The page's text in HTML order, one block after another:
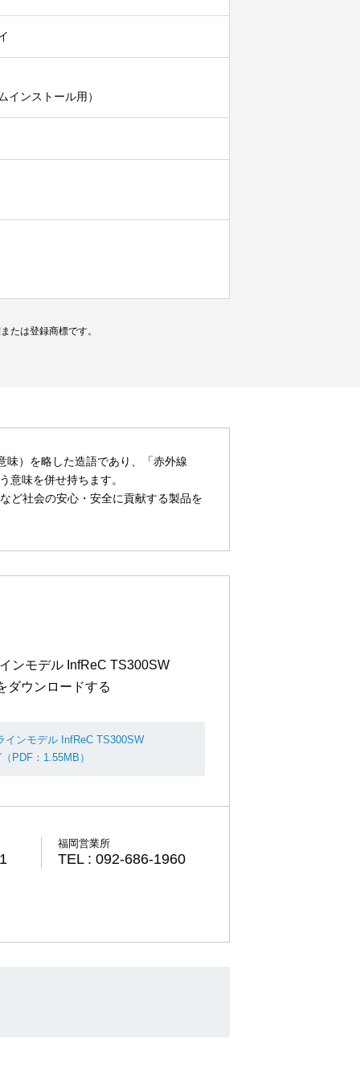
インストール用）
たは登録商標です。
）を略した造語であり、「赤外線
味を併せ持ちます。
ど社会の安心・安全に貢献する製品を
ンモデル InfReC TS300SW
ダウンロードする
インモデル InfReC TS300SW
PDF：1.55MB）
福岡営業所
TEL : 092-686-1960